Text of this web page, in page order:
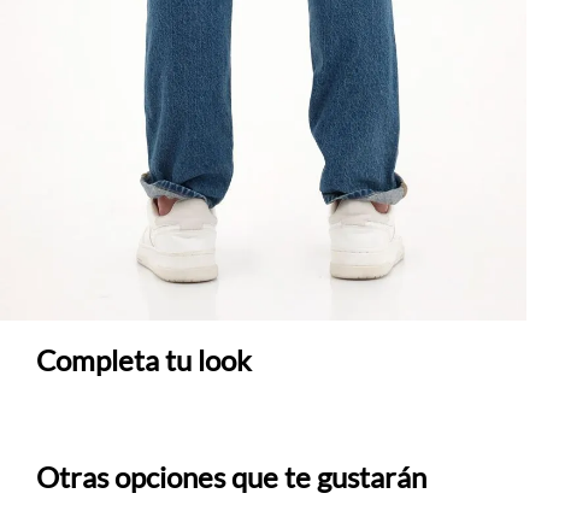
Completa tu look
Otras opciones que te gustarán